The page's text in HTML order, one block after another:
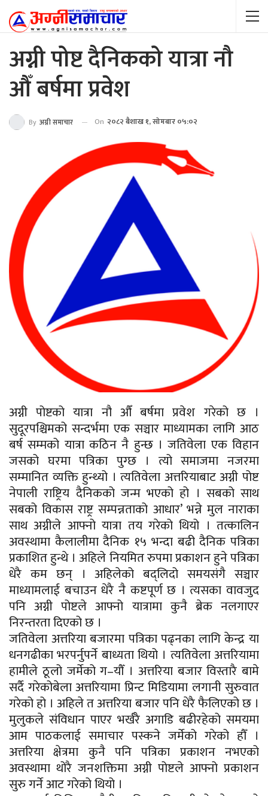
अग्नी पोष्ट दैनिकको यात्रा नौ
औँ बर्षमा प्रवेश
By अग्नी समाचार On २०८२ बैशाख १, सोमबार ०५:०२
अग्नी पोष्टको यात्रा नौ औँ बर्षमा प्रवेश गरेको छ ।
सुदूरपश्चिमको सन्दर्भमा एक सञ्चार माध्यामका लागि आठ
बर्ष सम्मको यात्रा कठिन नै हुन्छ । जतिवेला एक विहान
जसको घरमा पत्रिका पुग्छ । त्यो समाजमा नजरमा
सम्मानित व्यक्ति हुन्थ्यो । त्यतिवेला अत्तरियाबाट अग्नी पोष्ट
नेपाली राष्ट्रिय दैनिकको जन्म भएको हो । सबको साथ
सबको विकास राष्ट्र सम्पन्नताको आधार’ भन्ने मुल नाराका
साथ अग्नीले आफ्नो यात्रा तय गरेको थियो । तत्कालिन
अवस्थामा कैलालीमा दैनिक १५ भन्दा बढी दैनिक पत्रिका
प्रकाशित हुन्थे । अहिले नियमित रुपमा प्रकाशन हुने पत्रिका
धेरै कम छन् । अहिलेको बद्लिदो समयसंगै सञ्चार
माध्यामलाई बचाउन धेरै नै कष्टपूर्ण छ । त्यसका वावजुद
पनि अग्नी पोष्टले आफ्नो यात्रामा कुनै ब्रेक नलगाएर
निरन्तरता दिएको छ ।
जतिवेला अत्तरिया बजारमा पत्रिका पढ्नका लागि केन्द्र या
धनगढीका भरपर्नुपर्ने बाध्यता थियो । त्यतिवेला अत्तरियामा
हामीले ठूलो जर्मेको ग–यौँ । अत्तरिया बजार विस्तारै बामे
सर्दै गरेकोबेला अत्तरियामा प्रिन्ट मिडियामा लगानी सुरुवात
गरेको हो । अहिले त अत्तरिया बजार पनि धेरै फैलिएको छ ।
मुलुकले संविधान पाएर भर्खरै अगाडि बढीरहेको समयमा
आम पाठकलाई समाचार पस्कने जर्मेको गरेको हौँ ।
अत्तरिया क्षेत्रमा कुनै पनि पत्रिका प्रकाशन नभएको
अवस्थामा थोरै जनशक्तिमा अग्नी पोष्टले आफ्नो प्रकाशन
सुरु गर्ने आट गरेको थियो ।